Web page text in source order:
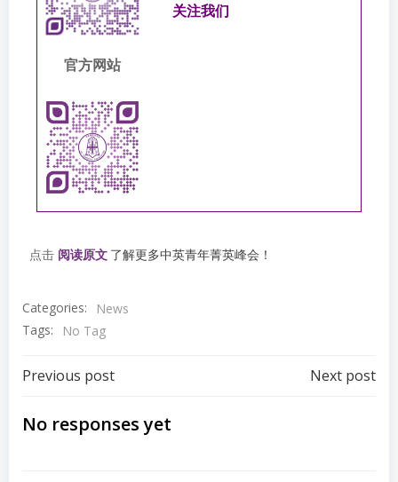
关注我们
官方网站
点击 阅读原文 了解更多中英青年菁英峰会！
Categories:
News
Tags:
No Tag
Post
navigation
Previous post Next post
No responses yet